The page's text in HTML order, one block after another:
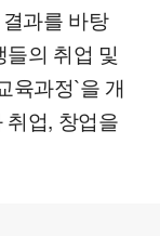
과를 바탕
들의 취업 및
육과정`을 개
취업, 창업을